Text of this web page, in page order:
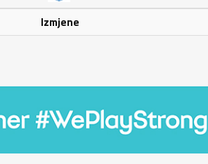
Izmjene